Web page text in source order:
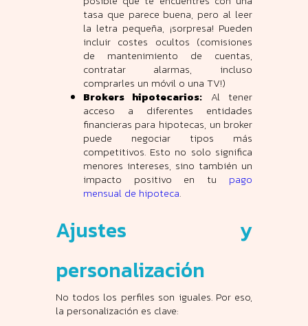
tasa que parece buena, pero al leer
la letra pequeña, ¡sorpresa! Pueden
incluir costes ocultos (comisiones
de mantenimiento de cuentas,
contratar alarmas, incluso
comprarles un móvil o una TV!)
Brokers hipotecarios: Al tener
acceso a diferentes entidades
financieras para hipotecas, un broker
puede negociar tipos más
competitivos. Esto no solo significa
menores intereses, sino también un
impacto positivo en tu pago
mensual de hipoteca.
Ajustes y
personalización
No todos los perfiles son iguales. Por eso,
la personalización es clave: